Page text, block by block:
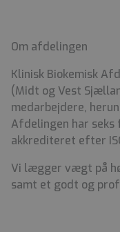
Om afdelingen
Klinisk Biokemisk
(Midt og Vest
medarbejdere,
Afdelingen har
akkrediteret efter
Vi lægger vægt på
samt et godt og